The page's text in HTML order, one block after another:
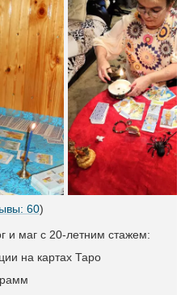
60)
и маг с 20-летним стажем:
на картах Таро